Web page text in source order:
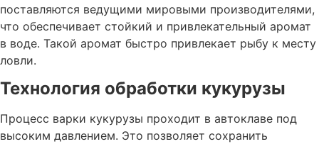
поставляются ведущими мировыми производителями,
что обеспечивает стойкий и привлекательный аромат
в воде. Такой аромат быстро привлекает рыбу к месту
ловли.
Технология обработки кукурузы
Процесс варки кукурузы проходит в автоклаве под
высоким давлением. Это позволяет сохранить